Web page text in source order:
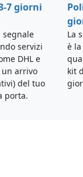
7 giorni
servizi
DHL e
un arrivo
del tuo
porta.
La
è
kit